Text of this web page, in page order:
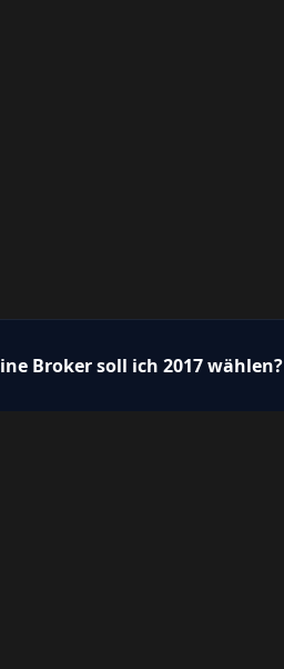
Broker soll ich 2017 wählen?